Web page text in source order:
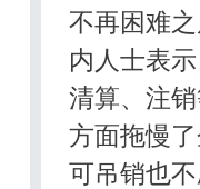
不再困难
内人士表
清算、注
方面拖慢
可吊销也